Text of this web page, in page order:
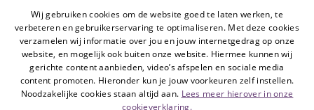
Volg de Hulpmiddelenwijzer: Ga naar de
Veelgestelde vragen
Contact
Wij gebruiken cookies om de website goed te laten werken, te
verbeteren en gebruikerservaring te optimaliseren. Met deze cookies
verzamelen wij informatie over jou en jouw internetgedrag op onze
website, en mogelijk ook buiten onze website. Hiermee kunnen wij
gerichte content aanbieden, video’s afspelen en sociale media
content promoten. Hieronder kun je jouw voorkeuren zelf instellen.
Noodzakelijke cookies staan altijd aan. Lees meer hierover in onze
cookieverklaring.